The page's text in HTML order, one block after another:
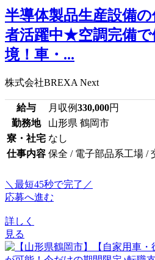
半導体製品生産設備
者活躍中★空調完備
境！車・...
株式会社BREXA Next
給与 月収例330,000円
勤務地
山形県 鶴岡市
寮・社宅 なし
仕事内容 保全 / 電子部品系工場 /
＼最短45秒で完了／
応募へ進む
詳しく
見る